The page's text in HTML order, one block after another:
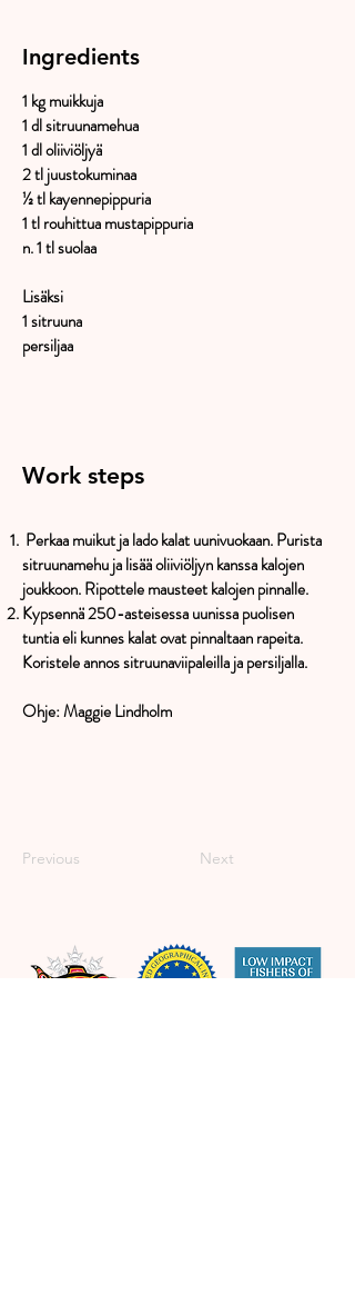
Ingredients
1 kg muikkuja
1 dl sitruunamehua
1 dl oliiviöljyä
2 tl juustokuminaa
½ tl kayennepippuria
1 tl rouhittua mustapippuria
n. 1 tl suolaa
Lisäksi
1 sitruuna
persiljaa
Work steps
Perkaa muikut ja lado kalat uunivuokaan. Purista
sitruunamehu ja lisää oliiviöljyn kanssa kalojen
joukkoon. Ripottele mausteet kalojen pinnalle.
Kypsennä 250-asteisessa uunissa puolisen
tuntia eli kunnes kalat ovat pinnaltaan rapeita.
Koristele annos sitruunaviipaleilla ja persiljalla.
Ohje: Maggie Lindholm
Previous Next